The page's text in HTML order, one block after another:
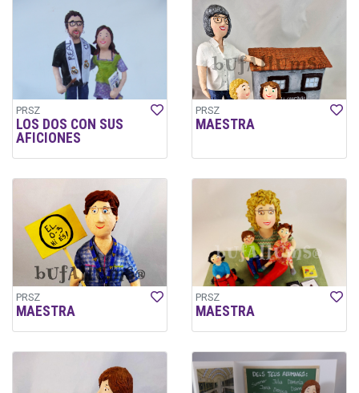
PRSZ
LOS DOS CON SUS
AFICIONES
PRSZ
MAESTRA
PRSZ
MAESTRA
PRSZ
MAESTRA